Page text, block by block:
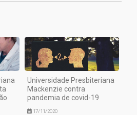
Universidade Presbiteriana
Mackenzie contra
pandemia de covid-19
17/11/2020